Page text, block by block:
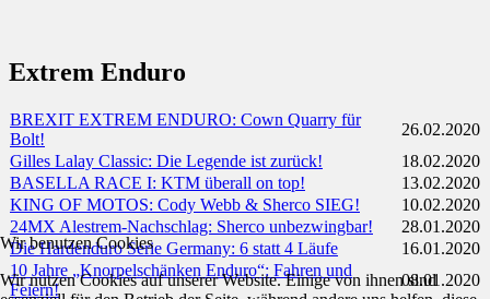
Extrem Enduro
BREXIT EXTREM ENDURO: Cown Quarry für
Bolt!
26.02.2020
Gilles Lalay Classic: Die Legende ist zurück!
18.02.2020
BASELLA RACE I: KTM überall on top!
13.02.2020
KING OF MOTOS: Cody Webb & Sherco SIEG!
10.02.2020
24MX Alestrem-Nachschlag: Sherco unbezwingbar!
28.01.2020
Die Hardenduro Serie Germany: 6 statt 4 Läufe
16.01.2020
10 Jahre „Knorpelschänken Enduro“: Fahren und
Feiern!
08.01.2020
Wir benutzen Cookies
Wir nutzen Cookies auf unserer Website. Einige von ihnen sind